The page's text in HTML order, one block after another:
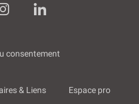
consentement
& Liens Espace pro